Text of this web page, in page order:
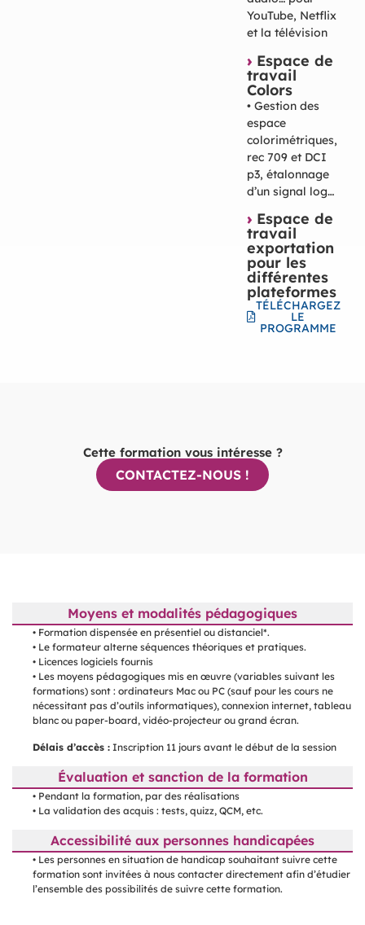
YouTube, Netflix
et la télévision
›Espace de
travail
Colors
• Gestion des
espace
colorimétriques,
rec 709 et DCI
p3, étalonnage
d’un signal log…
›Espace de
travail
exportation
pour les
différentes
plateformes
TÉLÉCHARGEZ
LE
PROGRAMME
Cette formation vous intéresse ?
CONTACTEZ-NOUS !
Moyens et modalités pédagogiques
• Formation dispensée en présentiel ou distanciel*.
• Le formateur alterne séquences théoriques et pratiques.
• Licences logiciels fournis
• Les moyens pédagogiques mis en œuvre (variables suivant les
formations) sont : ordinateurs Mac ou PC (sauf pour les cours ne
nécessitant pas d’outils informatiques), connexion internet, tableau
blanc ou paper-board, vidéo-projecteur ou grand écran.
Délais d’accès : Inscription 11 jours avant le début de la session
Évaluation et sanction de la formation
• Pendant la formation, par des réalisations
• La validation des acquis : tests, quizz, QCM, etc.
Accessibilité aux personnes handicapées
• Les personnes en situation de handicap souhaitant suivre cette
formation sont invitées à nous contacter directement afin d’étudier
l’ensemble des possibilités de suivre cette formation.